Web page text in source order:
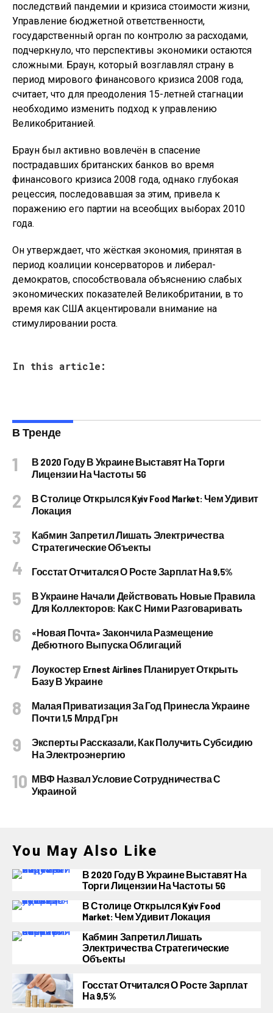
последствий пандемии и кризиса стоимости жизни,
Управление бюджетной ответственности,
государственный орган по контролю за расходами,
подчеркнуло, что перспективы экономики остаются
сложными. Браун, который возглавлял страну в
период мирового финансового кризиса 2008 года,
считает, что для преодоления 15-летней стагнации
необходимо изменить подход к управлению
Великобританией.
Браун был активно вовлечён в спасение
пострадавших британских банков во время
финансового кризиса 2008 года, однако глубокая
рецессия, последовавшая за этим, привела к
поражению его партии на всеобщих выборах 2010
года.
Он утверждает, что жёсткая экономия, принятая в
период коалиции консерваторов и либерал-
демократов, способствовала объяснению слабых
экономических показателей Великобритании, в то
время как США акцентировали внимание на
стимулировании роста.
In this article:
В Тренде
В 2020 Году В Украине Выставят На Торги
Лицензии На Частоты 5G
В Столице Открылся Kyiv Food Market: Чем Удивит
Локация
Кабмин Запретил Лишать Электричества
Стратегические Объекты
Госстат Отчитался О Росте Зарплат На 9,5%
В Украине Начали Действовать Новые Правила
Для Коллекторов: Как С Ними Разговаривать
«Новая Почта» Закончила Размещение
Дебютного Выпуска Облигаций
Лоукостер Ernest Airlines Планирует Открыть
Базу В Украине
Малая Приватизация За Год Принесла Украине
Почти 1,5 Млрд Грн
Эксперты Рассказали, Как Получить Субсидию
На Электроэнергию
МВФ Назвал Условие Сотрудничества С
Украиной
You May Also Like
В 2020 Году В Украине Выставят На
Торги Лицензии На Частоты 5G
В Столице Открылся Kyiv Food
Market: Чем Удивит Локация
Кабмин Запретил Лишать
Электричества Стратегические
Объекты
Госстат Отчитался О Росте Зарплат
На 9,5%